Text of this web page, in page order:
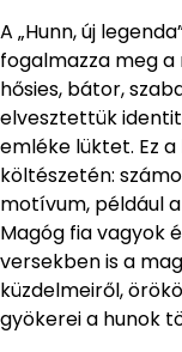
A „Hunn, új
fogalmazza meg
hősies, bátor,
elvesztettük
emléke lüktet. Ez
költészetén:
motívum, például a
Magóg fia vagyok
versekben is a
küzdelmeiről,
gyökerei a hunok